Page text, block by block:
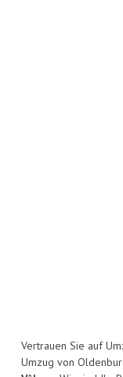
Vertrauen Sie auf
Umzug von